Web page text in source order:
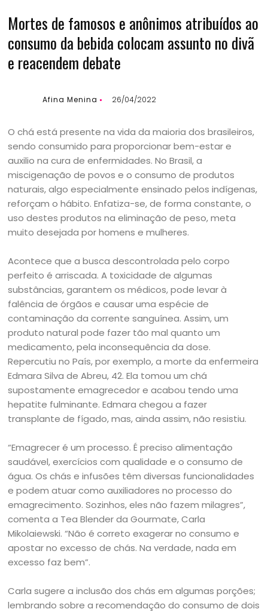
Mortes de famosos e anônimos atribuídos ao
consumo da bebida colocam assunto no divã
e reacendem debate
Afina Menina 26/04/2022
O chá está presente na vida da maioria dos brasileiros,
sendo consumido para proporcionar bem-estar e
auxilio na cura de enfermidades. No Brasil, a
miscigenação de povos e o consumo de produtos
naturais, algo especialmente ensinado pelos indígenas,
reforçam o hábito. Enfatiza-se, de forma constante, o
uso destes produtos na eliminação de peso, meta
muito desejada por homens e mulheres.
Acontece que a busca descontrolada pelo corpo
perfeito é arriscada. A toxicidade de algumas
substâncias, garantem os médicos, pode levar à
falência de órgãos e causar uma espécie de
contaminação da corrente sanguínea. Assim, um
produto natural pode fazer tão mal quanto um
medicamento, pela inconsequência da dose.
Repercutiu no País, por exemplo, a morte da enfermeira
Edmara Silva de Abreu, 42. Ela tomou um chá
supostamente emagrecedor e acabou tendo uma
hepatite fulminante. Edmara chegou a fazer
transplante de fígado, mas, ainda assim, não resistiu.
“Emagrecer é um processo. É preciso alimentação
saudável, exercícios com qualidade e o consumo de
água. Os chás e infusões têm diversas funcionalidades
e podem atuar como auxiliadores no processo do
emagrecimento. Sozinhos, eles não fazem milagres”,
comenta a Tea Blender da Gourmate, Carla
Mikolaiewski. “Não é correto exagerar no consumo e
apostar no excesso de chás. Na verdade, nada em
excesso faz bem”.
Carla sugere a inclusão dos chás em algumas porções;
lembrando sobre a recomendação do consumo de dois